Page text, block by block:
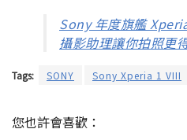
Sony 年度旗艦
攝影助理讓你拍照更
Tags: SONY Sony Xperia 1 VIII
您也許會喜歡：